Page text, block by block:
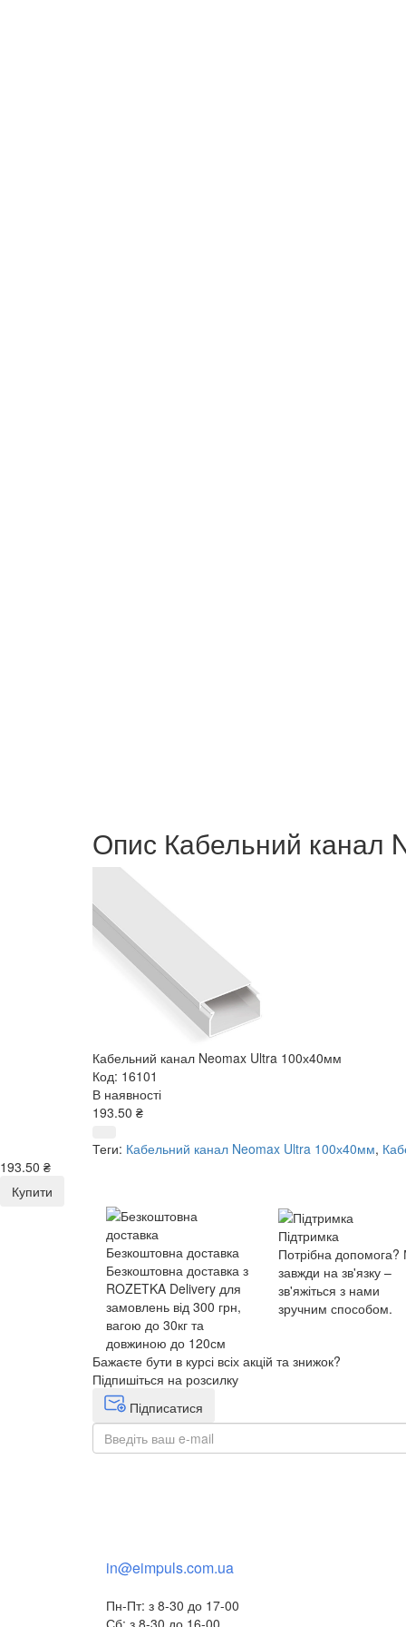
Опис Кабельний канал
Кабельний канал Neomax Ultra 100х40мм
Код: 16101
В наявності
193.50 ₴
Теги: Кабельний канал Neomax Ultra 100х40мм,
193.50 ₴
Купити
Безкоштовна доставка
Безкоштовна доставка з
ROZETKA Delivery для
замовлень від 300 грн,
вагою до 30кг та
довжиною до 120см
Підтримка
Потрібна
завжди на зв'язку –
зв'яжіться з нами
зручним способом.
Бажаєте бути в курсі всіх акцій та знижок?
Підпишіться на розсилку
Підписатися
in@eimpuls.com.ua
Пн-Пт: з 8-30 до 17-00
Сб: з 8-30 до 16-00